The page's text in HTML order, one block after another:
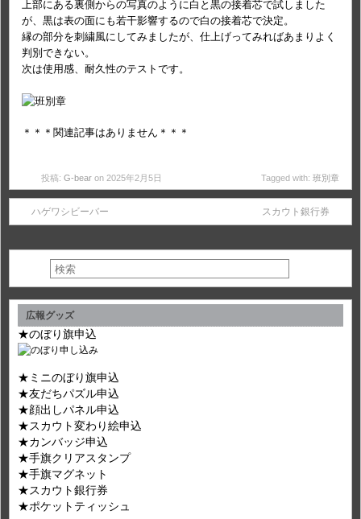
上部にある裏側からの写真のように白と黒の接着芯で試しました
が、黒は表の面にも若干影響するので白の接着芯で決定。
縁の部分を刺繍風にしてみましたが、仕上げってみればあまりよく
判別できない。
次は使用感、耐久性のテストです。
＊＊＊関連記事はありません＊＊＊
投稿: G-bear on 2025年2月5日 Tagged with: 班別章
ハゲワシビーバー スカウト銀行券
広報グッズ
★のぼり旗申込
★ミニのぼり旗申込
★友だちパズル申込
★顔出しパネル申込
★スカウト変わり絵申込
★カンバッジ申込
★手旗クリアスタンプ
★手旗マグネット
★スカウト銀行券
★ポケットティッシュ